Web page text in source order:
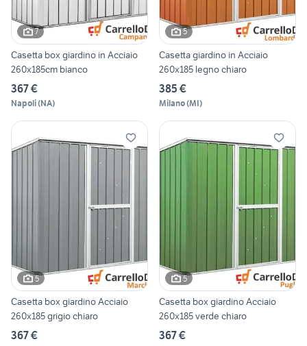
7
Casetta box giardino in Acciaio
260x185cm bianco
367 €
Napoli(NA)
5
Casetta giardino in Acciaio
260x185 legno chiaro
385 €
Milano(MI)
5
Casetta box giardino Acciaio
260x185 grigio chiaro
367 €
5
Casetta box giardino Acciaio
260x185 verde chiaro
367 €